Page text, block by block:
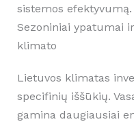
sistemos efektyvumą.
Sezoniniai ypatumai
klimato
Lietuvos klimatas
specifinių iššūkių.
gamina daugiausiai